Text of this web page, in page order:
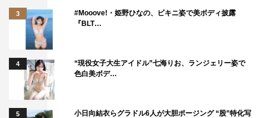
3
#Mooove!・姫野ひなの、ビキニ姿で美ボディ披露
『BLT…
4
“現役女子大生アイドル”七海りお、ランジェリー姿で
色白美ボデ…
5
小日向結衣らグラドル6人が大胆ポージング “股”特化写